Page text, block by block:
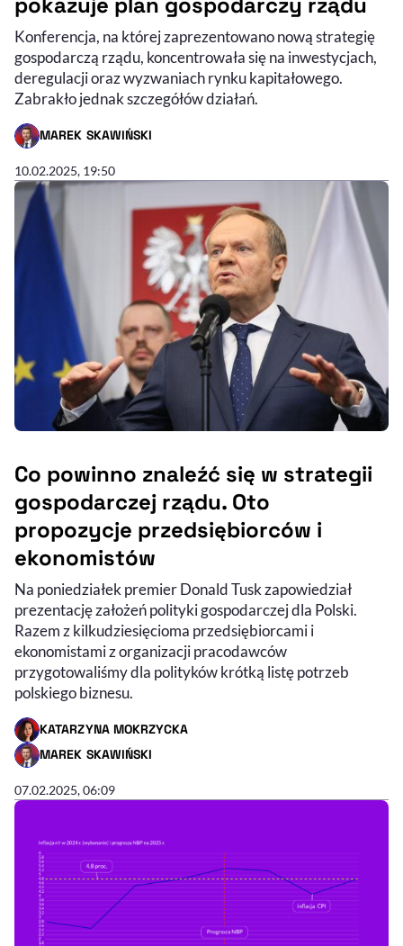
Konferencja, na której zaprezentowano nową strategię
gospodarczą rządu, koncentrowała się na inwestycjach,
deregulacji oraz wyzwaniach rynku kapitałowego.
Zabrakło jednak szczegółów działań.
MAREK SKAWIŃSKI
- AUTOR ARTYKUŁU - PROFIL
10.02.2025, 19:50
Co powinno znaleźć się w strategii
gospodarczej rządu. Oto
propozycje przedsiębiorców i
ekonomistów
Na poniedziałek premier Donald Tusk zapowiedział
prezentację założeń polityki gospodarczej dla Polski.
Razem z kilkudziesięcioma przedsiębiorcami i
ekonomistami z organizacji pracodawców
przygotowaliśmy dla polityków krótką listę potrzeb
polskiego biznesu.
KATARZYNA MOKRZYCKA
- AUTOR ARTYKUŁU - PROFIL
MAREK SKAWIŃSKI
- AUTOR ARTYKUŁU - PROFIL
07.02.2025, 06:09